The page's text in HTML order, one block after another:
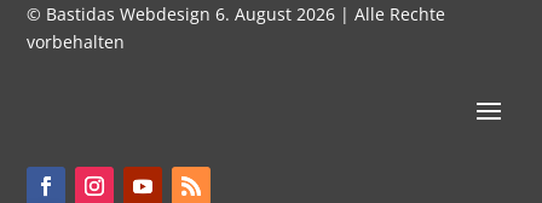
© Bastidas Webdesign 6. August 2026 | Alle Rechte
vorbehalten